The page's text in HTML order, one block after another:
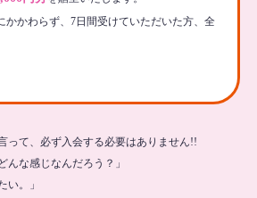
かかわらず、7日間受けていただいた方、全
って、必ず入会する必要はありません!!
んな感じなんだろう？」
い。」